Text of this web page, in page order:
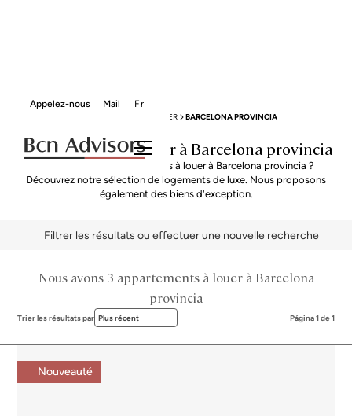
Mail
Appelez-nous Fr
APPARTEMENTS À LOUER BARCELONA PROVINCIA
Appartements à louer à Barcelona provincia
Vous cherchez Appartements à louer à Barcelona provincia ?
Découvrez notre sélection de logements de luxe. Nous proposons
également des biens d'exception.
Filtrer les résultats ou effectuer une nouvelle recherche
Nous avons 3 appartements à louer à Barcelona
provincia
Trier les résultats par Plus récent Página 1 de 1
Nouveauté